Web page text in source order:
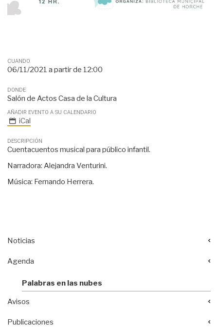
CUANDO
06/11/2021 a partir de 12:00
DONDE
Salón de Actos Casa de la Cultura
AÑADIR EVENTO A SU CALENDARIO
iCal
DESCRIPCIÓN
Cuentacuentos musical para público infantil.
Narradora: Alejandra Venturini.
Música: Fernando Herrera.
Noticias
Agenda
Palabras en las nubes
Avisos
Publicaciones